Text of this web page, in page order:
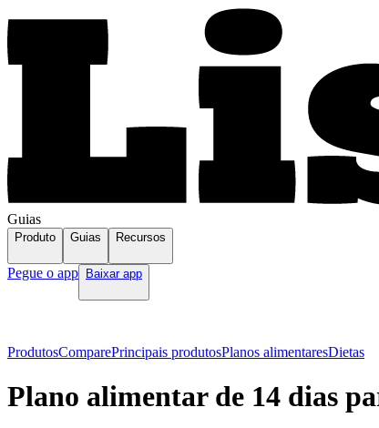
Guias
Produto Guias Recursos
Pegue o app Baixar app
ProdutosComparePrincipais produtosPlanos alimentaresDietas
Plano alimentar de 14 dias